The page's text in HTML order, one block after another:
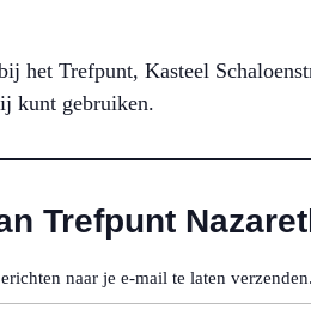
het Trefpunt, Kasteel
kunt gebruiken.
Trefpunt
naar je e-mail te laten verzenden.